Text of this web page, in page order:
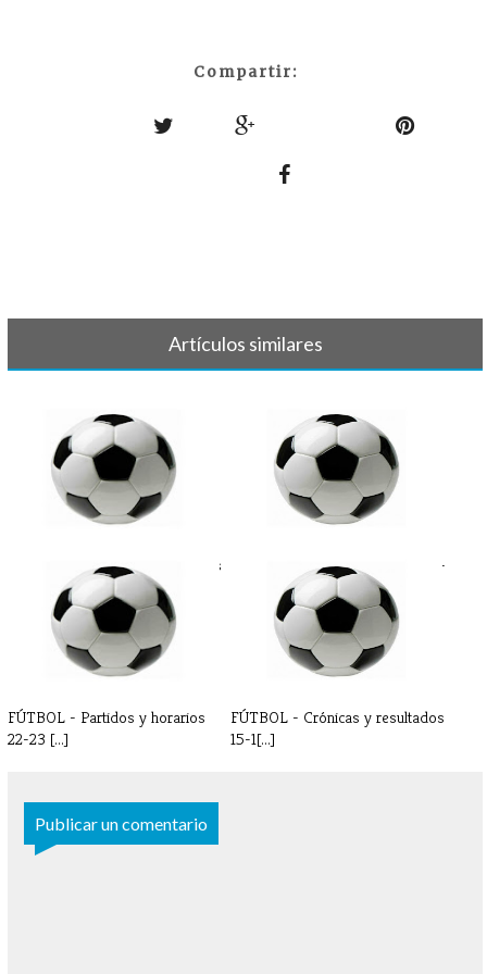
Compartir:
Artículos similares
FÚTBOL - Crónicas y resultados
FÚTBOL - Partidos y horarios 7-
FÚTBOL - Partidos y horarios
22-23 [...]
FÚTBOL - Crónicas y resultados
15-1[...]
Publicar un comentario